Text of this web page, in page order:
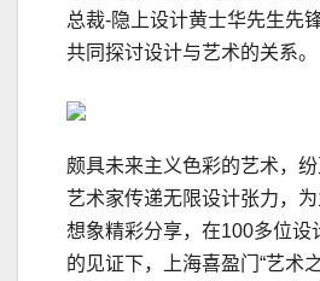
总裁-隐上设计黄士华先生先
共同探讨设计与艺术的关系。
颇具未来主义色彩的艺术，
艺术家传递无限设计张力，
想象精彩分享，在100多位设
的见证下，上海喜盈门“艺术